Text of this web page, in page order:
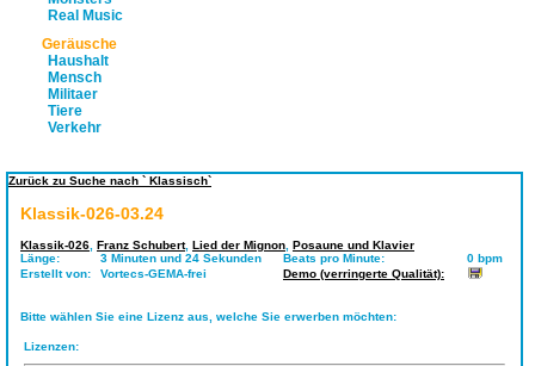
Real Music
Geräusche
Haushalt
Mensch
Militaer
Tiere
Verkehr
Zurück zu Suche nach ` Klassisch`
Klassik-026-03.24
Klassik-026 Franz Schubert, Lied der Mignon Posaune und Klavier
Länge:
3 Minuten und 24 Sekunden Beats pro Minute:
0 bpm
Erstellt von:
Vortecs-GEMA-frei Demo (verringerte Qualität):
Bitte wählen Sie eine Lizenz aus, welche Sie erwerben möchten:
Lizenzen: